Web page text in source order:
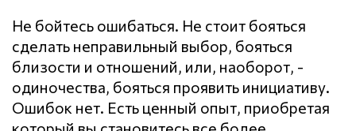
Не бойтесь ошибаться. Не стоит бояться
сделать неправильный выбор, бояться
близости и отношений, или, наоборот, -
одиночества, бояться проявить инициативу.
Ошибок нет. Есть ценный опыт, приобретая